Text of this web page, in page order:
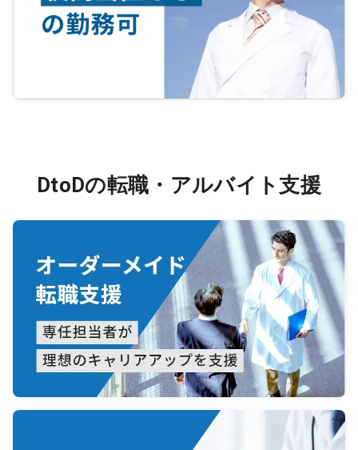
DtoDの転職・アルバイト支援